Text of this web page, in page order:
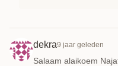
dekra9 jaar geleden
Salaam alaikoem